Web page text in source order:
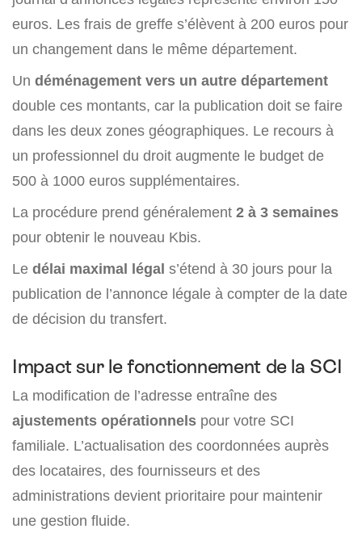
euros. Les frais de greffe s’élèvent à 200 euros pour
un changement dans le même département.
Un déménagement vers un autre département
double ces montants, car la publication doit se faire
dans les deux zones géographiques. Le recours à
un professionnel du droit augmente le budget de
500 à 1000 euros supplémentaires.
La procédure prend généralement 2 à 3 semaines
pour obtenir le nouveau Kbis.
Le délai maximal légal s’étend à 30 jours pour la
publication de l’annonce légale à compter de la date
de décision du transfert.
Impact sur le fonctionnement de la SCI
La modification de l’adresse entraîne des
ajustements opérationnels pour votre SCI
familiale. L’actualisation des coordonnées auprès
des locataires, des fournisseurs et des
administrations devient prioritaire pour maintenir
une gestion fluide.